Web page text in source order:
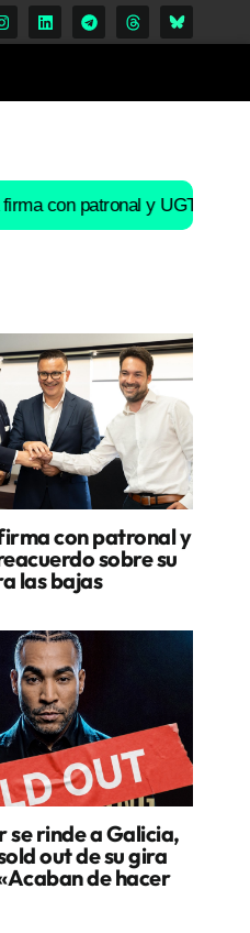
patronal y UGT un
con patronal y
sobre su
las bajas
se rinde a Galicia,
out de su gira
de hacer